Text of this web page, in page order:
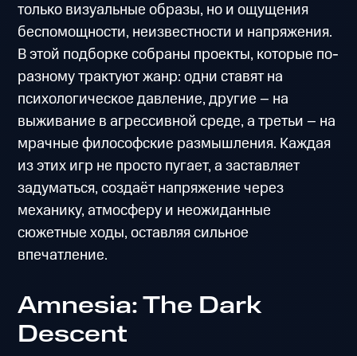
только визуальные образы, но и ощущения
беспомощности, неизвестности и напряжения.
В этой подборке собраны проекты, которые по-
разному трактуют жанр: одни ставят на
психологическое давление, другие – на
выживание в агрессивной среде, а третьи – на
мрачные философские размышления. Каждая
из этих игр не просто пугает, а заставляет
задуматься, создаёт напряжение через
механику, атмосферу и неожиданные
сюжетные ходы, оставляя сильное
впечатление.
Amnesia: The Dark
Descent